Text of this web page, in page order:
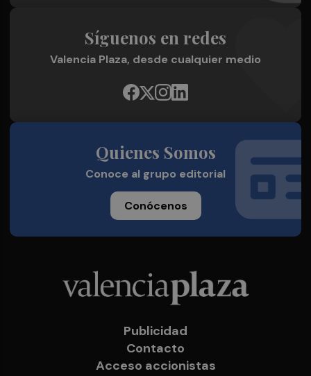
Síguenos en redes
Valencia Plaza, desde cualquier medio
Quienes Somos
Conoce al grupo editorial
Conócenos
Publicidad
Contacto
Acceso accionistas